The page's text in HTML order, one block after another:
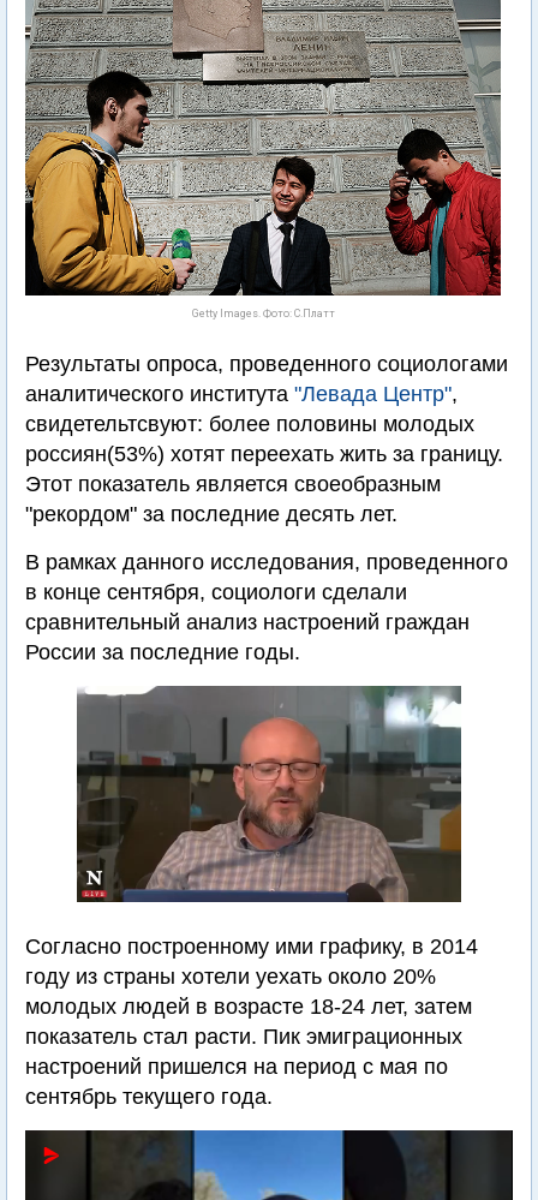
Getty Images. Фото: С.Платт
Результаты опроса, проведенного социологами
аналитического института "Левада Центр",
свидетельтсвуют: более половины молодых
россиян(53%) хотят переехать жить за границу.
Этот показатель является своеобразным
"рекордом" за последние десять лет.
В рамках данного исследования, проведенного
в конце сентября, социологи сделали
сравнительный анализ настроений граждан
России за последние годы.
Согласно построенному ими графику, в 2014
году из страны хотели уехать около 20%
молодых людей в возрасте 18-24 лет, затем
показатель стал расти. Пик эмиграционных
настроений пришелся на период с мая по
сентябрь текущего года.